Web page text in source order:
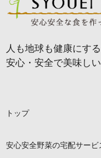
人も地球も健康にす
安心・安全で美味し
トップ
安心安全野菜の宅配サービ